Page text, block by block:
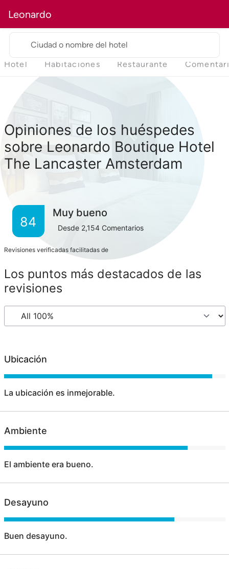
Leonardo
Ciudad o nombre del hotel
Hotel Habitaciones Restaurante
Opiniones de los huéspedes
sobre Leonardo Boutique Hotel
The Lancaster Amsterdam
84
Muy bueno
Desde 2,154 Comentarios
Revisiones verificadas facilitadas de
Los puntos más destacados de las
revisiones
Ubicación
La ubicación es inmejorable.
Ambiente
El ambiente era bueno.
Desayuno
Buen desayuno.